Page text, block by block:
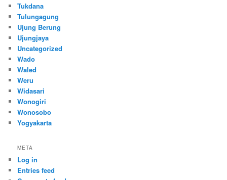
Tukdana
Tulungagung
Ujung Berung
Ujungjaya
Uncategorized
Wado
Waled
Weru
Widasari
Wonogiri
Wonosobo
Yogyakarta
META
Log in
Entries feed